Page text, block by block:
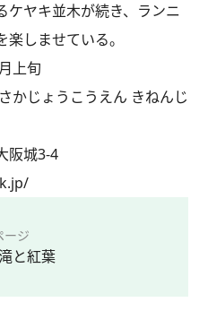
ケヤキ並木が続き、ランニ
しませている。
上旬
かじょうこうえん きねんじ
阪城3-4
ージ
と紅葉